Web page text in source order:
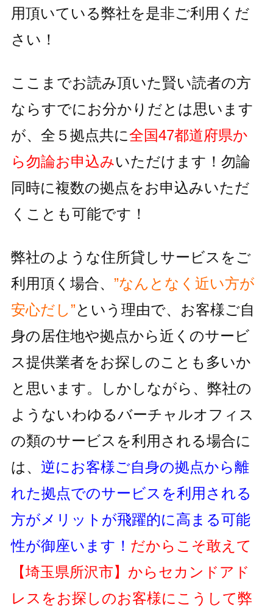
用頂いている弊社を是非ご利用くだ
さい！
ここまでお読み頂いた賢い読者の方
ならすでにお分かりだとは思います
が、全５拠点共に全国47都道府県か
ら勿論お申込みいただけます！ 勿論
同時に複数の拠点をお申込みいただ
くことも可能です！
弊社のような住所貸しサービスをご
利用頂く場合、 ”なんとなく近い方が
安心だし”という理由で、お客様ご自
身の居住地や拠点から近くのサービ
ス提供業者をお探しのことも多いか
と思います。しかしながら、 弊社の
ようないわゆるバーチャルオフィス
の類のサービスを利用される場合に
は、 逆にお客様ご自身の拠点から離
れた拠点でのサービスを利用される
方がメリットが飛躍的に高まる可能
性が御座います！ だからこそ敢えて
【埼玉県所沢市】 からセカンドアド
レスをお探しのお客様にこうして弊